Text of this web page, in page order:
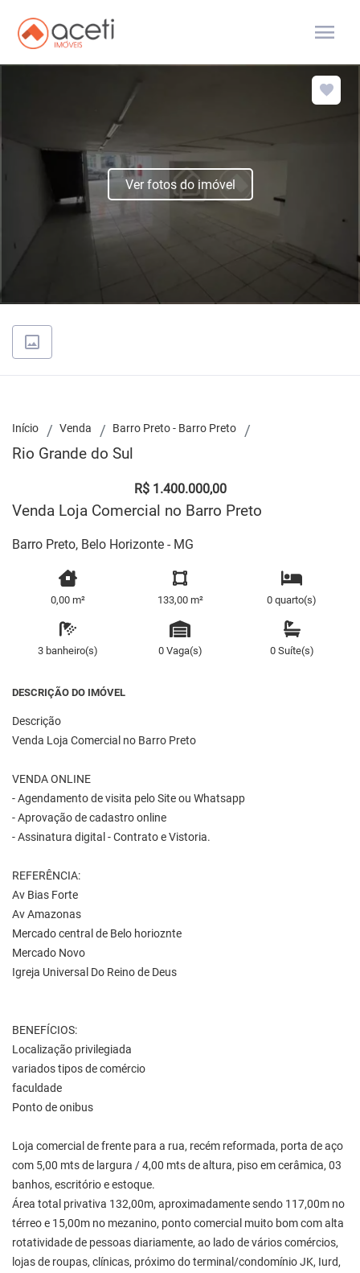
menu
Ver fotos do imóvel
Início Venda Barro Preto - Barro Preto
Rio Grande do Sul
R$ 1.400.000,00
Venda Loja Comercial no Barro Preto
Barro Preto, Belo Horizonte - MG
0,00 m² 133,00 m² 0 quarto(s)
3 banheiro(s) 0 Vaga(s) 0 Suíte(s)
DESCRIÇÃO DO IMÓVEL
Descrição
Venda Loja Comercial no Barro Preto
VENDA ONLINE
- Agendamento de visita pelo Site ou Whatsapp
- Aprovação de cadastro online
- Assinatura digital - Contrato e Vistoria.
REFERÊNCIA:
Av Bias Forte
Av Amazonas
Mercado central de Belo horioznte
Mercado Novo
Igreja Universal Do Reino de Deus
BENEFÍCIOS:
Localização privilegiada
variados tipos de comércio
faculdade
Ponto de onibus
Loja comercial de frente para a rua, recém reformada, porta de aço
com 5,00 mts de largura / 4,00 mts de altura, piso em cerâmica, 03
banhos, escritório e estoque.
Área total privativa 132,00m, aproximadamente sendo 117,00m no
térreo e 15,00m no mezanino, ponto comercial muito bom com alta
rotatividade de pessoas diariamente, ao lado de vários comércios,
lojas de roupas, clínicas, próximo do terminal/condomínio JK, Iurd,